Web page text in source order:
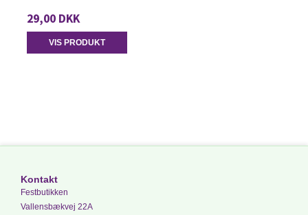
29,00 DKK
VIS PRODUKT
Kontakt
Festbutikken
Vallensbækvej 22A